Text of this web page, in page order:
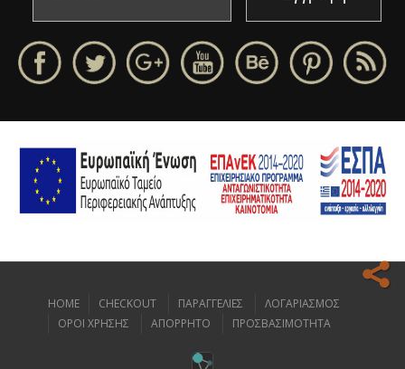
Ο ιστοχώρος μας κάνει χρήση cookies για να σας προσφέρει την
HOME CHECKOUT ΠΑΡΑΓΓΕΛΙΕΣ
ΛΟΓΑΡΙΑΣΜΟΣ
ΟΡΟΙ ΧΡΗΣΗΣ
ΑΠΟΡΡΗΤΟ ΠΡΟΣΒΑΣΙΜΟΤΗΤΑ